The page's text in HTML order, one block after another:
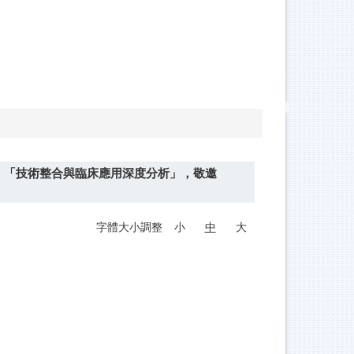
技術整合與臨床應用深度分析」，敬邀
字體大小調整 小 中
大